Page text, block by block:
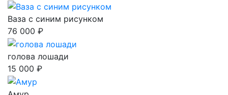
Ваза с синим рисунком
76 000 ₽
голова лошади
15 000 ₽